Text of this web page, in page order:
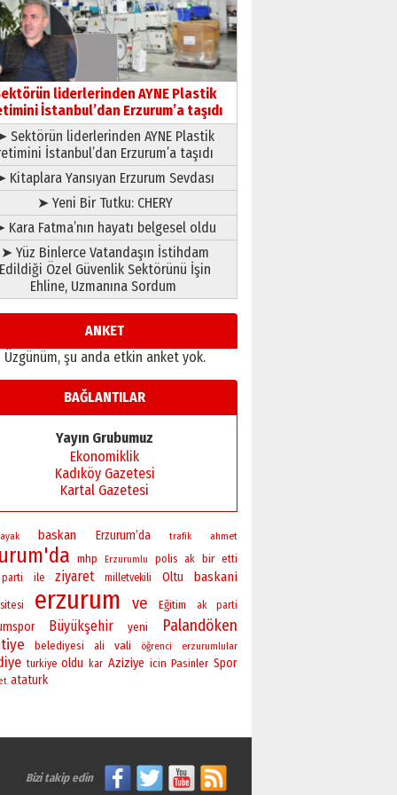
BİR BÖLÜM DEĞİL, BİR ÖMÜR
SEÇİYORSUNUZ… “NEDEN
ATATÜRK ÜNİVERSİTESİ?”
28 Temmuz 2026 Salı
Ahmet Gökhan YAZICI
Ahmed Yesevi’den bir
Alperen… ”Reisimiz” idi…
Hakka yürüdü.!
26 Mart 2026 Perşembe
Cem Bakırcı
Ardında bıraktığı hatıralarıyla
gönül adamı Faruk Terzioğlu!
13 Mayıs 2026 Çarşamba
Esat BİNDESEN
Başkan Sekmen’den Erzurum’a
bir vizyon proje daha!
02 Ağustos 2026 Pazar
liderlerinden AYNE Plastik
İstanbul’dan Erzurum’a taşıdı
Sektörün liderlerinden AYNE Plastik
İstanbul’dan Erzurum’a taşıdı
Kitaplara Yansıyan Erzurum Sevdası
➤ Yeni Bir Tutku: CHERY
Kara Fatma’nın hayatı belgesel oldu
➤ Yüz Binlerce Vatandaşın İstihdam
Edildiği Özel Güvenlik Sektörünü İşin
Ehline, Uzmanına Sordum
ANKET
Üzgünüm, şu anda etkin anket yok.
BAĞLANTILAR
Yayın Grubumuz
Ekonomiklik
Kadıköy Gazetesi
Kartal Gazetesi
baskan Erzurum’da trafik ahmet
mhp Erzurumlu polis ak bir etti
parti ile ziyaret milletvekili Oltu baskani
erzurum ve Eğitim ak parti
Büyükşehir yeni Palandöken
belediyesi ali vali öğrenci erzurumlular
turkiye oldu kar Aziziye icin Pasinler Spor
ataturk
Bizi takip edin